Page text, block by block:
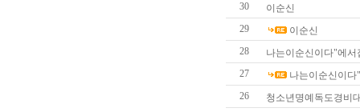
30
이순신
29
이순신
28
나는이순신이다"에
27
나는이순신이
26
청소년명예독도경비